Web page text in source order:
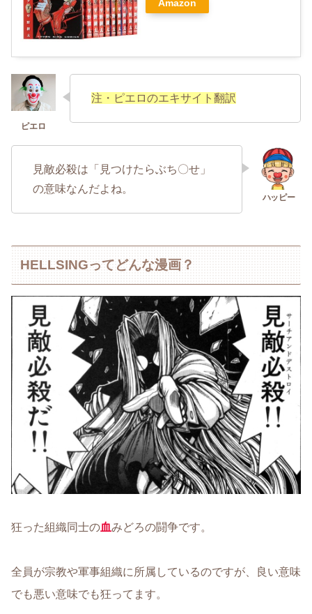
Amazon
注・ピエロのエキサイト翻訳
見敵必殺は「見つけたらぶち〇せ」
の意味なんだよね。
HELLSINGってどんな漫画？
狂った組織同士の血みどろの闘争です。
全員が宗教や軍事組織に所属しているのですが、良い意味
でも悪い意味でも狂ってます。